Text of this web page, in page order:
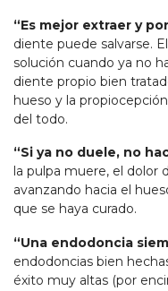
“Es mejor extraer y
diente puede salvarse.
solución cuando ya no
diente propio bien
hueso y la
del todo.
“Si ya no duele, no
la pulpa muere, el dolor
avanzando hacia el
que se haya curado.
“Una endodoncia
endodoncias bien
éxito muy altas (por